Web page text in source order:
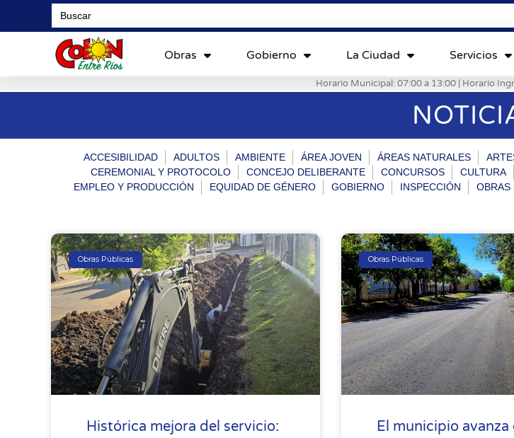
Search
for:
Obras Gobierno La Ciudad Servicios
Horario Municipal: 07:00 a 13:00 | Horario
ACCESIBILIDAD ADULTOS AMBIENTE ÁREA JOVEN ÁREAS NATURALES
CEREMONIAL Y PROTOCOLO
CONCEJO DELIBERANTE CONCURSOS CULTURA
EMPLEO Y PRODUCCIÓN
EQUIDAD DE GÉNERO GOBIERNO INSPECCIÓN OBRAS
Obras Públicas
Histórica mejora del servicio:
Obras Públicas
El municipio avanza